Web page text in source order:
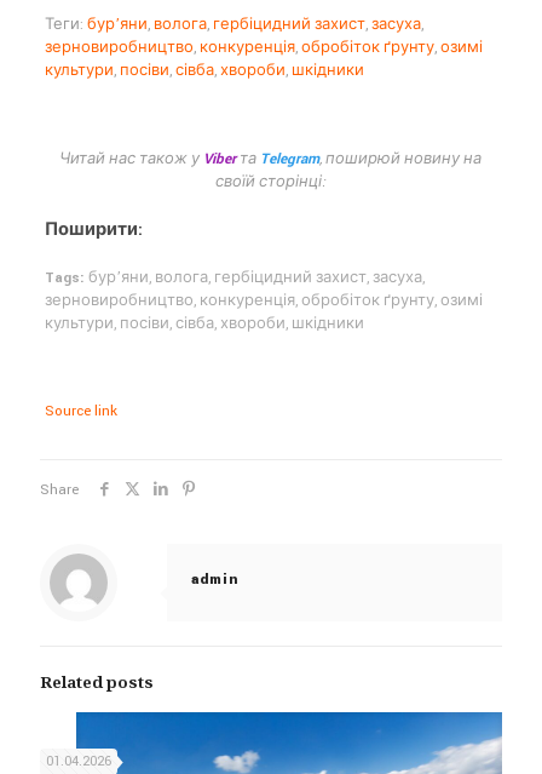
Теги: бур’яни, волога, гербіцидний захист,засуха,
зерновиробництво, конкуренція,обробіток ґрунту,озимі
культури, посіви,сівба,хвороби, шкідники
Читай нас також у Viberта Telegram, поширюй новину на
своїй сторінці:
Поширити:
Tags: бур’яни, волога, гербіцидний захист,засуха,
зерновиробництво, конкуренція,обробіток ґрунту,озимі
культури, посіви,сівба, хвороби, шкідники
Source link
Share
admin
Related posts
01.04.2026